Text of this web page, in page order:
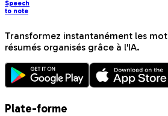
Speech
to note
Transformez instantanément les
résumés organisés grâce à l'IA.
Plate-forme